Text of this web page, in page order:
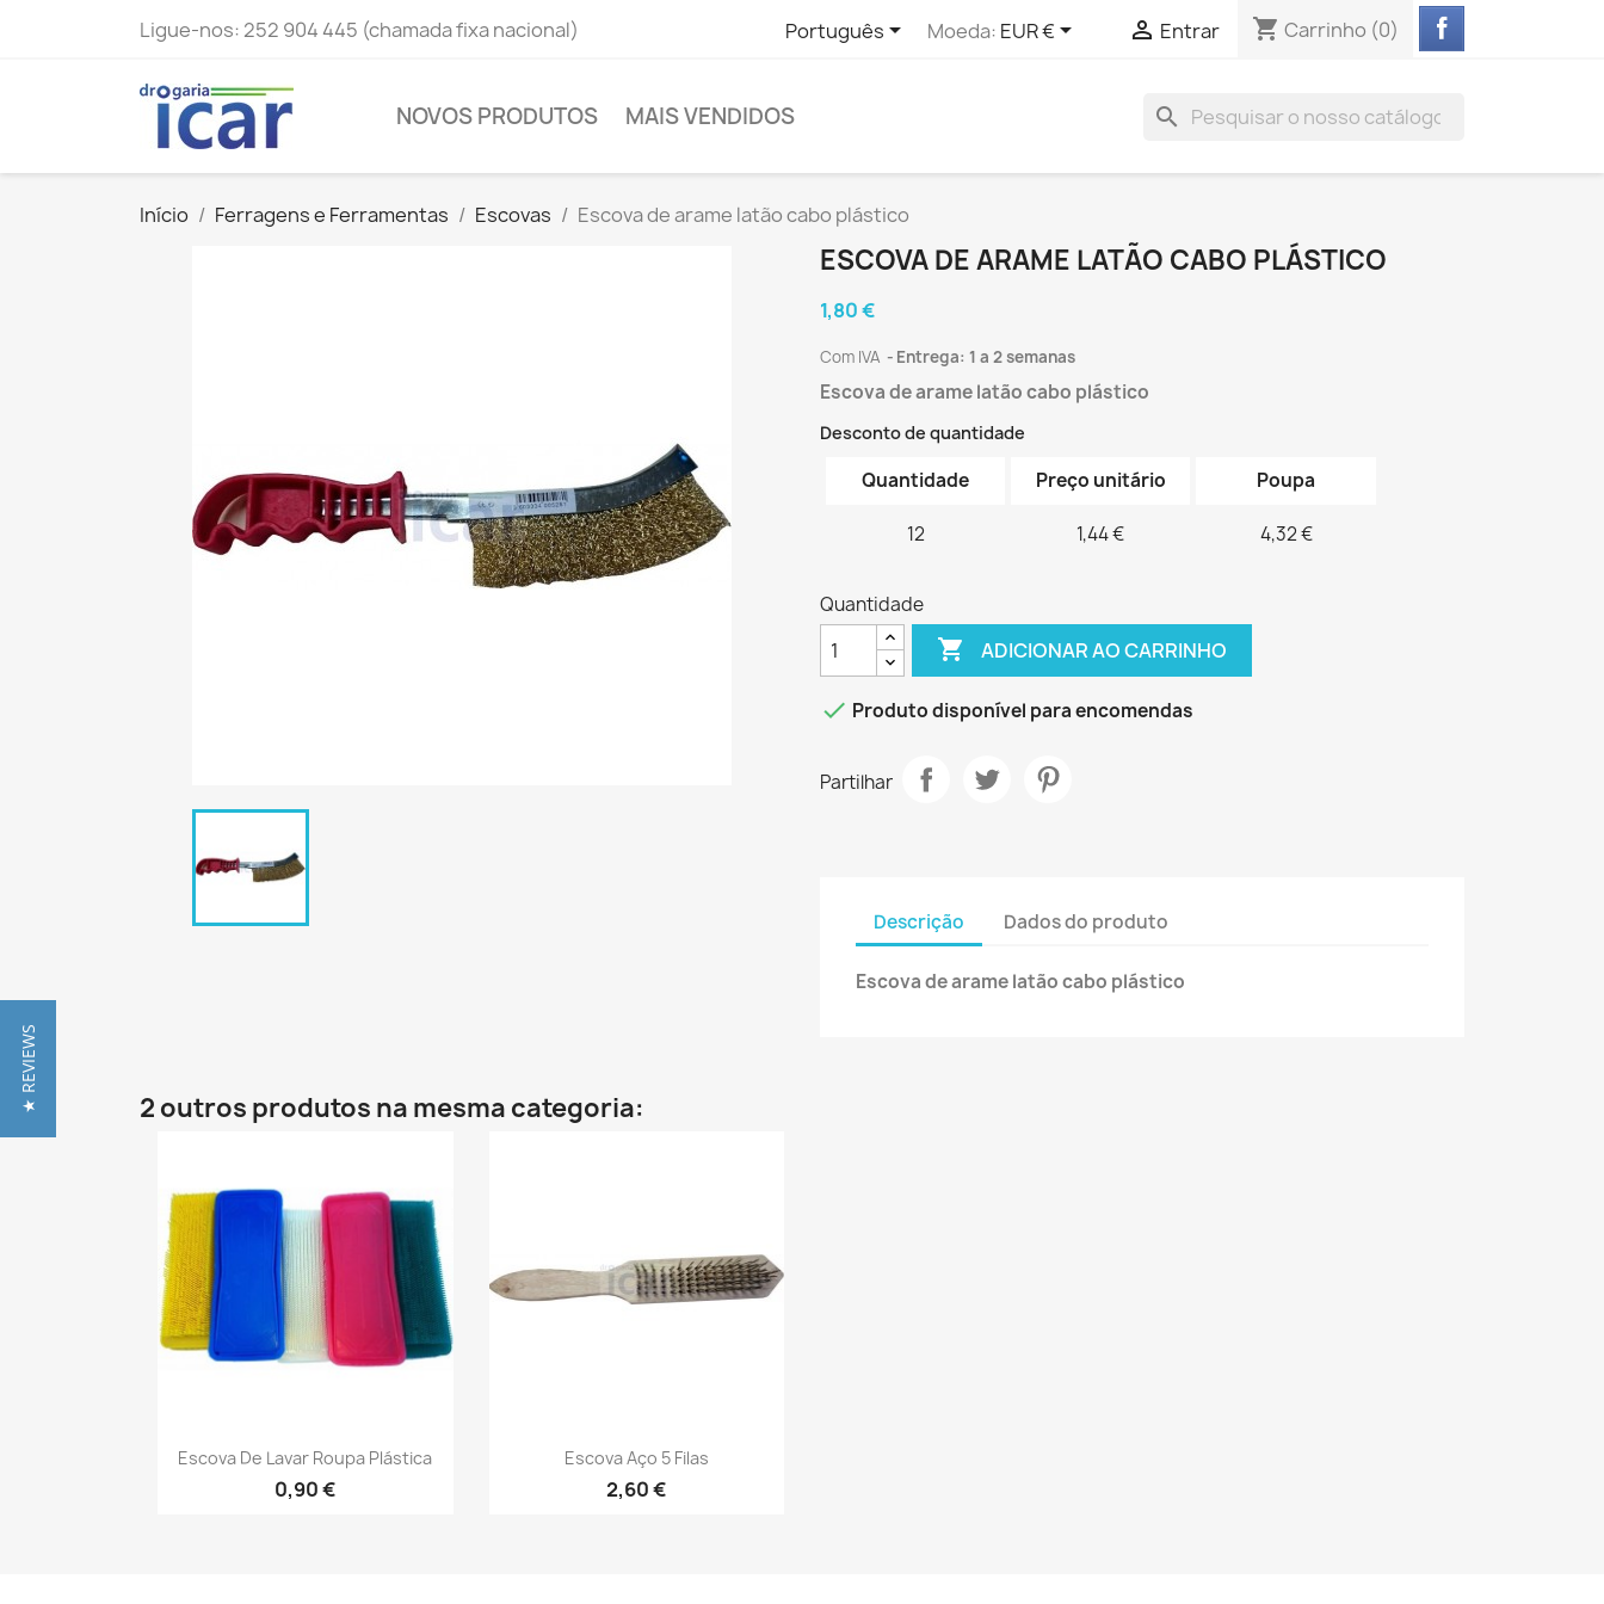
Ligue-nos: 252 904 445 (chamada fixa nacional) Português Moeda: EUR €  Entrar shopping_cart Carrinho (0)
NOVOS PRODUTOS MAIS VENDIDOS search
Início Ferragens e Ferramentas Escovas Escova de arame latão cabo plástico
ESCOVA DE ARAME LATÃO CABO PLÁSTICO
1,80 €
Com IVA Entrega: 1 a 2 semanas
Escova de arame latão cabo plástico
Desconto de quantidade
Quantidade Preço unitário Poupa
12 1,44 € 4,32 €
Quantidade
 ADICIONAR AO CARRINHO
 Produto disponível para encomendas
Partilhar
Descrição Dados do produto
Escova de arame latão cabo plástico
2 outros produtos na mesma categoria:
Escova De Lavar Roupa Plástica
0,90 €
 Vista rápida Escova Aço 5 Filas
2,60 €
Vista rápida
★ REVIEWS